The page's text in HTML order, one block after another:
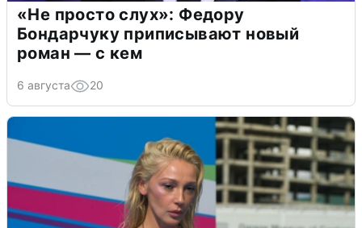
«Не просто слух»: Федору
Бондарчуку приписывают новый
роман — с кем
6 августа 20